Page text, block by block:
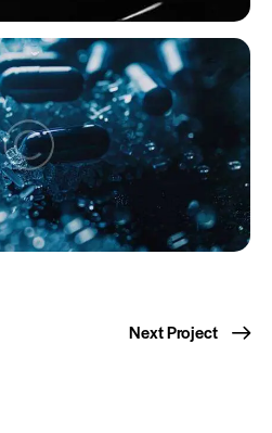
Next Project